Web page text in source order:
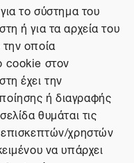
το σύστημα του
ή για τα αρχεία του
οποία
cookie στον
έχει την
ή διαγραφής
θυμάται τις
επισκεπτών/χρηστών
να υπάρχει